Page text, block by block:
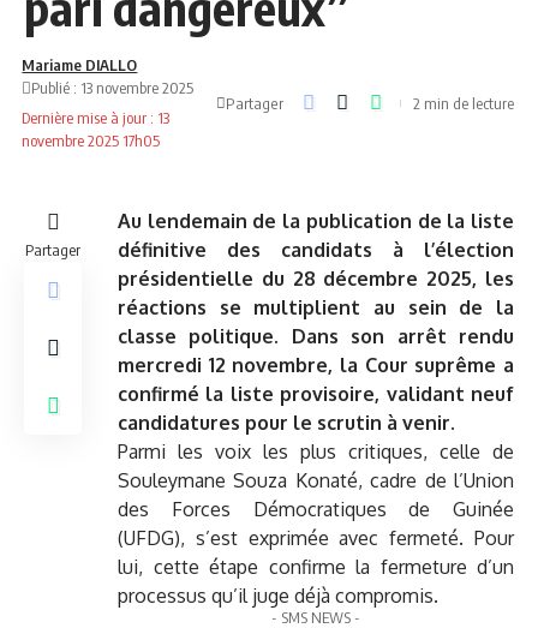
Dernière mise à jour : 13
novembre 2025 17h05
Mariame DIALLO
Publié : 13 novembre 2025
Partager 2 min de lecture
Partager
Au lendemain de la publication de la liste
définitive des candidats à l’élection
présidentielle du 28 décembre 2025, les
réactions se multiplient au sein de la
classe politique. Dans son arrêt rendu
mercredi 12 novembre, la Cour suprême a
confirmé la liste provisoire, validant neuf
candidatures pour le scrutin à venir.
Parmi les voix les plus critiques, celle de
Souleymane Souza Konaté, cadre de l’Union
des Forces Démocratiques de Guinée
(UFDG), s’est exprimée avec fermeté. Pour
lui, cette étape confirme la fermeture d’un
processus qu’il juge déjà compromis.
- SMS NEWS -